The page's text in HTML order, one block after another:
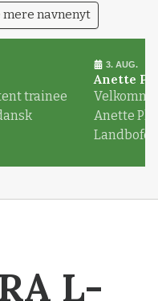
mere navnenyt
trainee
3. AUG.
Anette
Anette
L-